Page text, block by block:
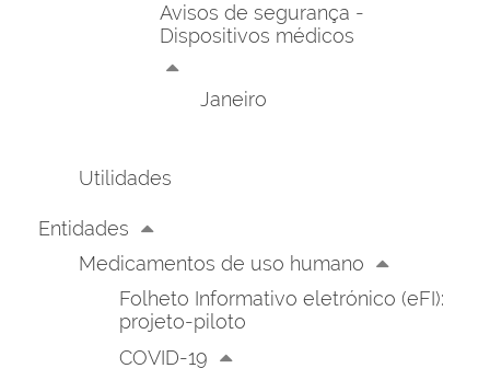
Avisos de segurança -
Dispositivos médicos
Janeiro
Utilidades
Entidades
Medicamentos de uso humano
Folheto Informativo eletrónico (eFI):
projeto-piloto
COVID-19